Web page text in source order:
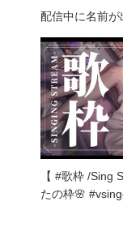
配信中に名前が
【 #歌枠 /Sing
たの枠🌸